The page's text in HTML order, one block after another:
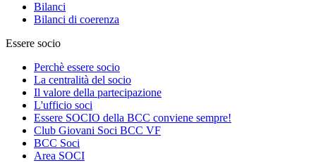
Bilanci
Bilanci di coerenza
Essere socio
Perchè essere socio
La centralità del socio
Il valore della partecipazione
L'ufficio soci
Essere SOCIO della BCC conviene sempre!
Club Giovani Soci BCC VF
BCC Soci
Area SOCI